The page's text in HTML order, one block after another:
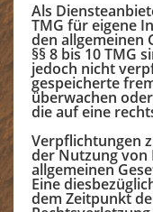
Als
TMG für eigene
den allgemeinen
§§ 8 bis 10 TMG
jedoch nicht
gespeicherte
überwachen
die auf eine
Verpflichtungen
der Nutzung von
allgemeinen
Eine
dem Zeitpunkt